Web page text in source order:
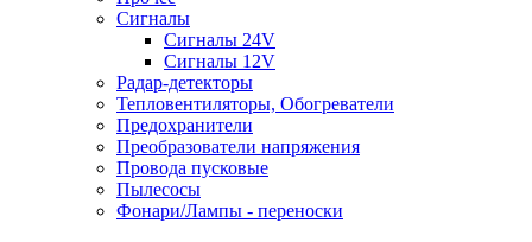
Сигналы
Сигналы 24V
Сигналы 12V
Радар-детекторы
Тепловентиляторы, Обогреватели
Предохранители
Преобразователи напряжения
Провода пусковые
Пылесосы
Фонари/Лампы - переноски